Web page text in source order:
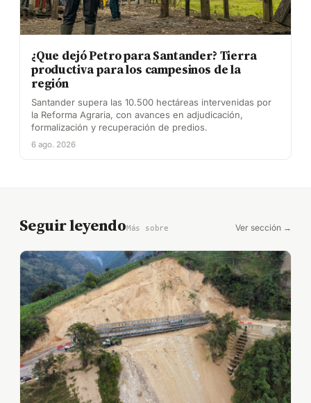
¿Que dejó Petro para Santander? Tierra
productiva para los campesinos de la
región
Santander supera las 10.500 hectáreas intervenidas por
la Reforma Agraria, con avances en adjudicación,
formalización y recuperación de predios.
6 ago. 2026
Seguir leyendoMás sobre Ver sección →